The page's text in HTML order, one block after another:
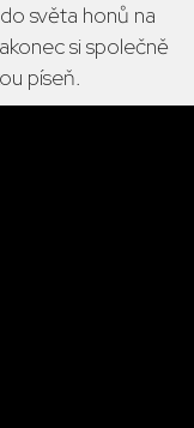
světa honů na
si společně
píseň.